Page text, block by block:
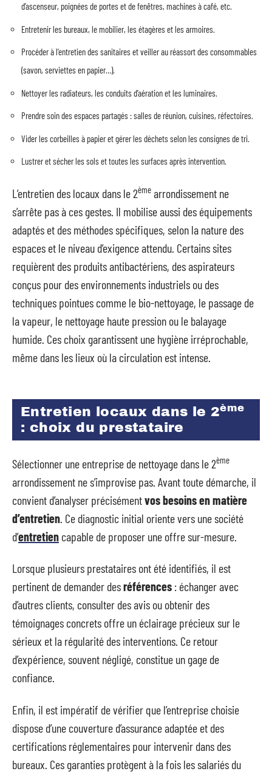
d’ascenseur, poignées de portes et de fenêtres, machines à café, etc.
Entretenir les bureaux, le mobilier, les étagères et les armoires.
Procéder à l’entretien des sanitaires et veiller au réassort des consommables
(savon, serviettes en papier…).
Nettoyer les radiateurs, les conduits d’aération et les luminaires.
Prendre soin des espaces partagés : salles de réunion, cuisines, réfectoires.
Vider les corbeilles à papier et gérer les déchets selon les consignes de tri.
Lustrer et sécher les sols et toutes les surfaces après intervention.
L’entretien des locaux dans le 2ème arrondissement ne
s’arrête pas à ces gestes. Il mobilise aussi des équipements
adaptés et des méthodes spécifiques, selon la nature des
espaces et le niveau d’exigence attendu. Certains sites
requièrent des produits antibactériens, des aspirateurs
conçus pour des environnements industriels ou des
techniques pointues comme le bio-nettoyage, le passage de
la vapeur, le nettoyage haute pression ou le balayage
humide. Ces choix garantissent une hygiène irréprochable,
même dans les lieux où la circulation est intense.
Entretien locaux dans le 2ème
: choix du prestataire
Sélectionner une entreprise de nettoyage dans le 2ème
arrondissement ne s’improvise pas. Avant toute démarche, il
convient d’analyser précisémentvos besoins en matière
d’entretien . Ce diagnostic initial oriente vers une société
d’entretien capable de proposer une offre sur-mesure.
Lorsque plusieurs prestataires ont été identifiés, il est
pertinent de demander desréférences : échanger avec
d’autres clients, consulter des avis ou obtenir des
témoignages concrets offre un éclairage précieux sur le
sérieux et la régularité des interventions. Ce retour
d’expérience, souvent négligé, constitue un gage de
confiance.
Enfin, il est impératif de vérifier que l’entreprise choisie
dispose d’une couverture d’assurance adaptée et des
certifications réglementaires pour intervenir dans des
bureaux. Ces garanties protègent à la fois les salariés du